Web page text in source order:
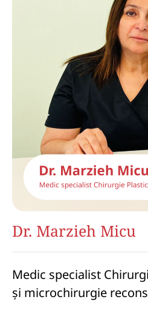
Dr. Marzieh Micu
Medic specialist
și microchirurgie